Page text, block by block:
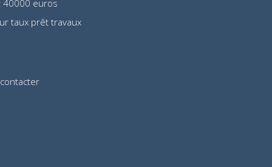
40000 euros
taux prêt travaux